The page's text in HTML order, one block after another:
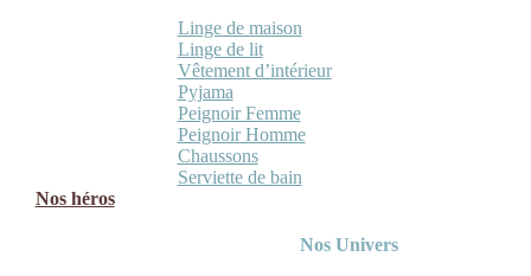
Linge de maison
Linge de lit
Vêtement d’intérieur
Pyjama
Peignoir Femme
Peignoir Homme
Chaussons
Serviette de bain
Nos héros
Nos Univers